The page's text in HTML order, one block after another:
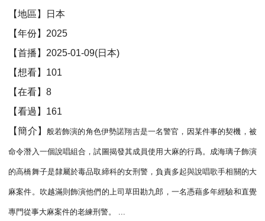
【地區】日本
【年份】2025
【首播】2025-01-09(日本)
【想看】101
【在看】8
【看過】161
【簡介】 般若飾演的角色伊勢諾翔吉是一名警官，因某件事的契機，被
命令潛入一個說唱組合，試圖揭發其成員使用大麻的行爲。成海璃子飾演
的高橋舞子是隸屬於毒品取締科的女刑警，負責多起與說唱歌手相關的大
麻案件。吹越滿則飾演他們的上司草田勘九郎，一名憑藉多年經驗和直覺
專門從事大麻案件的老練刑警。 ...